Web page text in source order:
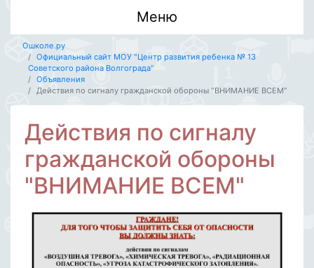
Меню
Ошколе.ру
Официальный сайт МОУ "Центр развития ребенка № 13
Советского района Волгограда"
Объявления
Действия по сигналу гражданской обороны "ВНИМАНИЕ ВСЕМ"
Действия по сигналу
гражданской обороны
"ВНИМАНИЕ ВСЕМ"